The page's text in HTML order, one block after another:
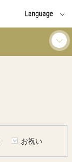
Language
中文(簡体字)
お祝い